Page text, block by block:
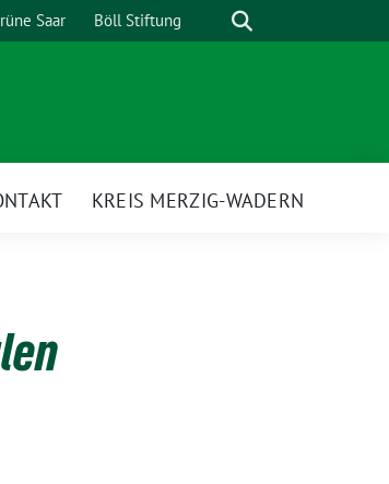
Saar Böll Stiftung Suche
KREIS MERZIG-WADERN